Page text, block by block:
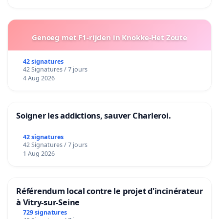
Genoeg met F1-rijden in Knokke-Het Zoute
42 signatures
42 Signatures / 7 jours
4 Aug 2026
Soigner les addictions, sauver Charleroi.
42 signatures
42 Signatures / 7 jours
1 Aug 2026
Référendum local contre le projet d'incinérateur
à Vitry-sur-Seine
729 signatures